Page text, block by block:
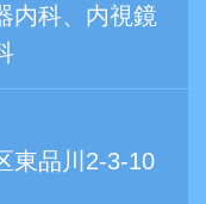
内科、内視鏡
東品川2-3-10